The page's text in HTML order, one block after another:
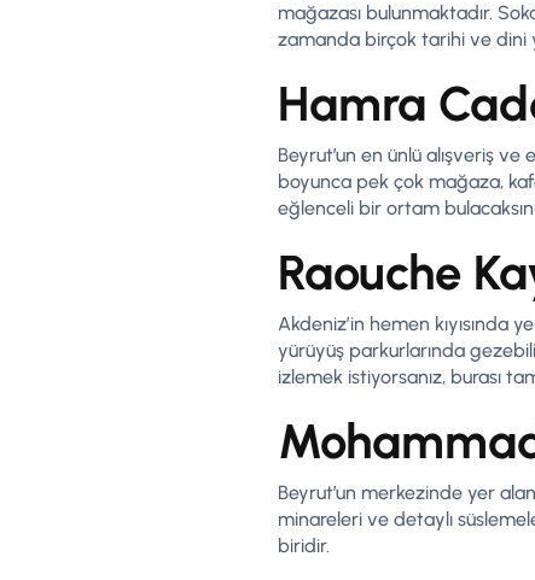
mağazası bulunmaktadır.
zamanda birçok tarihi ve dini
Hamra
Beyrut’un en ünlü alışveriş
boyunca pek çok mağaza,
eğlenceli bir ortam
Raouche
Akdeniz’in hemen kıyısında
yürüyüş parkurlarında
izlemek istiyorsanız, burası
Beyrut’un merkezinde yer
minareleri ve detaylı
biridir.